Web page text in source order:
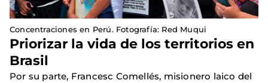
Concentraciones en Perú. Fotografía: Red Muqui
Priorizar la vida de los territorios en
Brasil
Por su parte, Francesc Comellés, misionero laico del